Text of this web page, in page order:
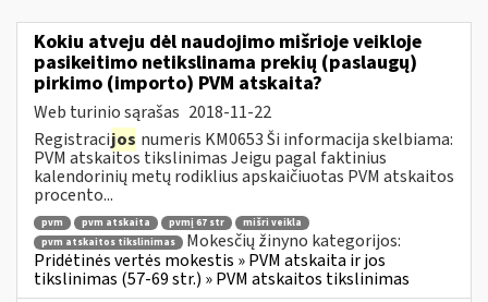
Kokiu atveju dėl naudojimo mišrioje veikloje
pasikeitimo netikslinama prekių (paslaugų)
pirkimo (importo) PVM atskaita?
Web turinio sąrašas 2018-11-22
Registracijos numeris KM0653 Ši informacija skelbiama:
PVM atskaitos tikslinimas Jeigu pagal faktinius
kalendorinių metų rodiklius apskaičiuotas PVM atskaitos
procento...
pvm pvm atskaita pvmį 67 str
mišri veikla
pvm atskaitos tikslinimas
Mokesčių žinyno kategorijos:
Pridėtinės vertės mokestis » PVM atskaita ir jos
tikslinimas (57-69 str.) » PVM atskaitos tikslinimas